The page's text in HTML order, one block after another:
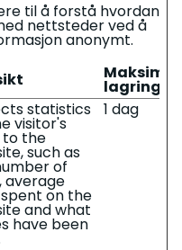
til å forstå hvordan
nettsteder ved å
anonymt.
Maksimal
statistics
visitor's
to the
such as
of
average
on the
and what
have been
1 dag